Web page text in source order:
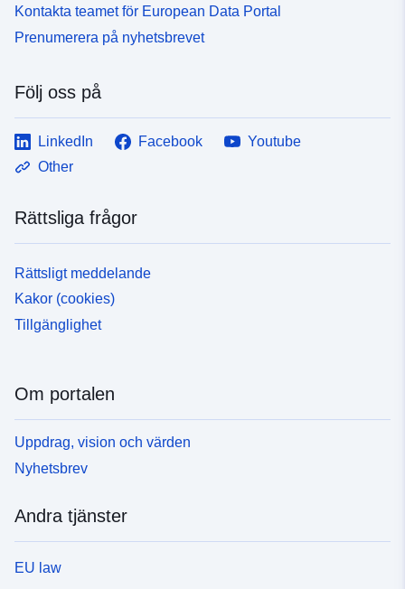
Kontakta teamet för European Data Portal
Prenumerera på nyhetsbrevet
Följ oss på
LinkedIn Facebook
Youtube
Other
Rättsliga frågor
Rättsligt meddelande
Kakor (cookies)
Tillgänglighet
Om portalen
Uppdrag, vision och värden
Nyhetsbrev
Andra tjänster
EU law